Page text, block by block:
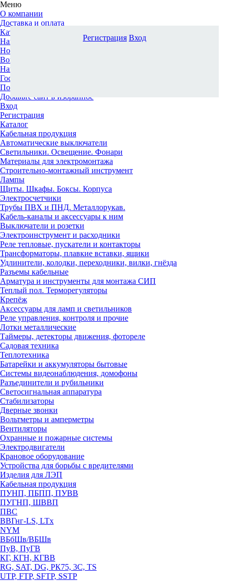
Меню
О компании
Доставка и оплата
Каталог
Наши офисы
Новости и новинки
Вопрос-ответ
Наша команда
Гос. заказчикам
Поставщикам
Добавьте сайт в избранное
Вход
Регистрация
Каталог
Кабельная продукция
Автоматические выключатели
Светильники. Освещение. Фонари
Материалы для электромонтажа
Строительно-монтажный инструмент
Лампы
Щиты. Шкафы. Боксы. Корпуса
Электросчетчики
Трубы ПВХ и ПНД. Металлорукав.
Кабель-каналы и аксессуары к ним
Выключатели и розетки
Электроинструмент и расходники
Реле тепловые, пускатели и контакторы
Трансформаторы, плавкие вставки, ящики
Удлинители, колодки, переходники, вилки, гнёзда
Разъемы кабельные
Арматура и инструменты для монтажа СИП
Теплый пол. Терморегуляторы
Крепёж
Аксессуары для ламп и светильников
Реле управления, контроля и прочие
Лотки металлические
Таймеры, детекторы движения, фотореле
Садовая техника
Теплотехника
Батарейки и аккумуляторы бытовые
Системы видеонаблюдения, домофоны
Разъединители и рубильники
Светосигнальная аппаратура
Стабилизаторы
Дверные звонки
Вольтметры и амперметры
Вентиляторы
Охранные и пожарные системы
Электродвигатели
Крановое оборудование
Устройства для борьбы с вредителями
Изделия для ЛЭП
Кабельная продукция
ПУНП, ПБПП, ПУВВ
ПУГНП, ШВВП
ПВС
ВВГнг-LS, LTx
NYM
ВБбШв/ВБШв
ПуВ, ПуГВ
КГ, КГН, КГВВ
RG, SAT, DG, РК75, 3С, TS
UTP, FTP, SFTP, SSTP
Регистрация Вход